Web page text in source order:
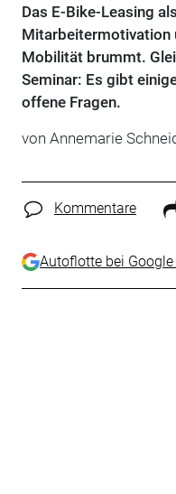
Das E-Bike-Leasing
Mitarbeitermotivation
Mobilität brummt.
Seminar: Es gibt
offene Fragen.
von Annemarie
Kommentare
Autoflotte bei